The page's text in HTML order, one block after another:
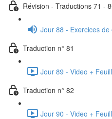
Révision - Traductions 71 -
Jour 88 - Exercices
Traduction n° 81
Jour 89 - Video +
Traduction n° 82
Jour 90 - Video +